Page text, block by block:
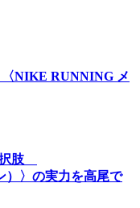
NIKE RUNNING メ
択肢
）〉の実力を高尾で